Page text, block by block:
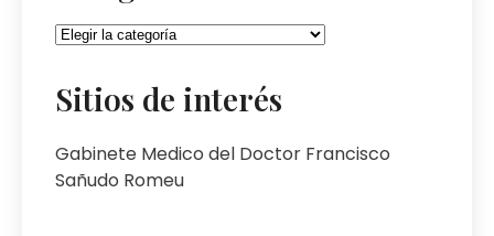
Categorías
Sitios de interés
Gabinete Medico del Doctor Francisco
Sañudo Romeu